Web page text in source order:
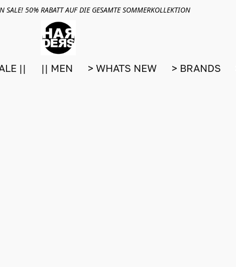
SALE! 50% RABATT AUF DIE GESAMTE SOMMERKOLLEKTION
|| || MEN > WHATS NEW > BRANDS